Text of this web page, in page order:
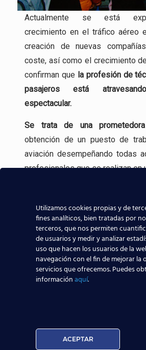
Actualmente se está
crecimiento en el tráfico aéreo
creación de nuevas
coste, así como el crecimiento
confirman que la profesión de
pasajeros está
espectacular.
Se trata de una
obtención de un puesto de
aviación desempeñando todas
profesionales que se realizan en
aeronáutica, tenemos
compañías aeronáuticas, lo que
que todos los alumnos de
aeronáuticos destaquen y
mayores posibilidades reales
sector aeronáutico.
Utilizamos cookies propias y de
fines analíticos, bien tratadas por
terceros, que nos permiten
de usuarios y medir y analizar
uso que hacen los usuarios de la
navegación con el fin de mejorar la
servicios que ofrecemos. Puedes
informaciónaquí.
ACEPTAR